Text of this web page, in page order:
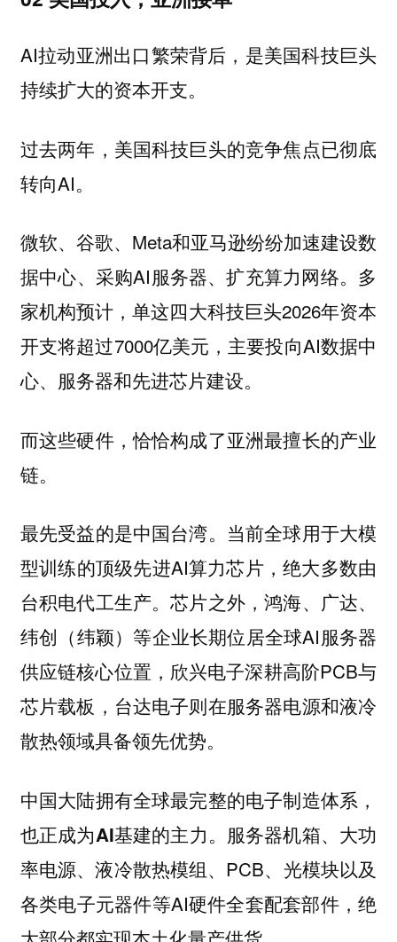
AI拉动亚洲出口繁荣背后， 是美国科技巨头
持续扩大的资本开支。
过去两年，美国科技巨头的竞争焦点已彻底
转向AI。
微软、谷歌、Meta和亚马逊纷纷加速建设数
据中心、采购AI服务器、扩充算力网络。多
家机构预计，单这四大科技巨头2026年资本
开支将超过7000亿美元，主要投向AI数据中
心、服务器和先进芯片建设。
而这些硬件，恰恰构成了亚洲最擅长的产业
链。
最先受益的是中国台湾。当前全球用于大模
型训练的顶级先进AI算力芯片，绝大多数由
台积电代工生产。芯片之外，鸿海、广达、
纬创（纬颖）等企业长期位居全球AI服务器
供应链核心位置，欣兴电子深耕高阶PCB与
芯片载板，台达电子则在服务器电源和液冷
散热领域具备领先优势。
中国大陆拥有全球最完整的电子制造体系，
也正成为AI基建的主力。 服务器机箱、大功
率电源、液冷散热模组、PCB、光模块以及
各类电子元器件等AI硬件全套配套部件，绝